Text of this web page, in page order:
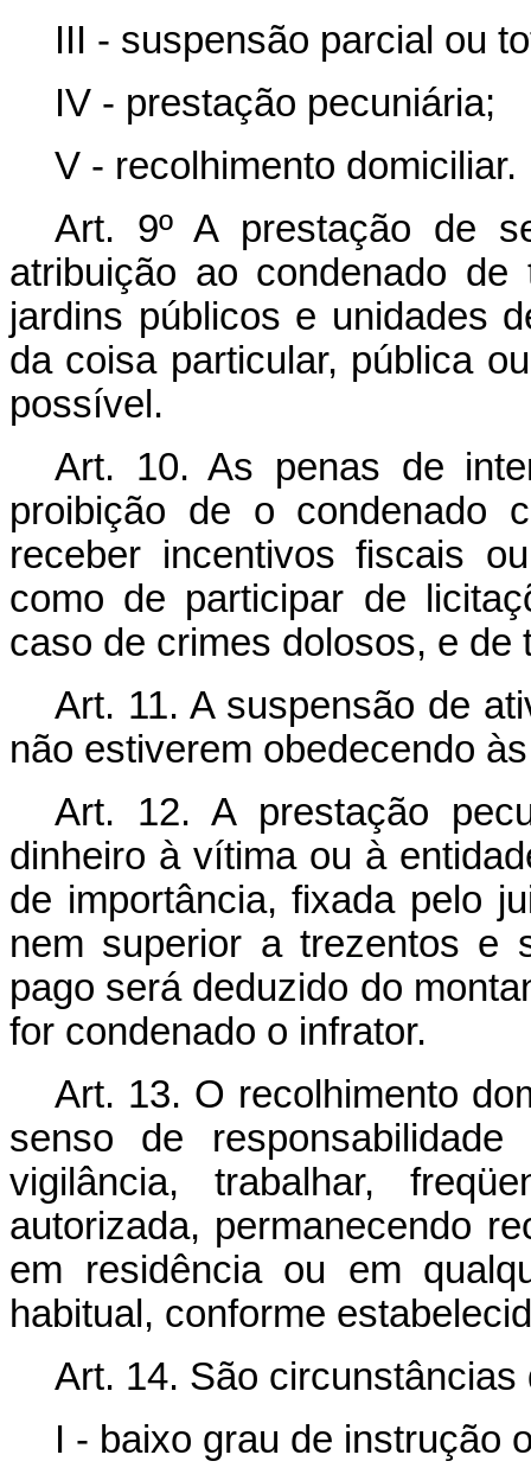
III - suspensão parcial ou
IV - prestação pecuniária;
V - recolhimento domiciliar.
Art. 9º A prestação de
atribuição ao condenado
jardins públicos e unidades
da coisa particular, pública
possível.
Art. 10. As penas de
proibição de o condenado
receber incentivos fiscais
como de participar de
caso de crimes dolosos, e
Art. 11. A suspensão de
não estiverem obedecendo
Art. 12. A prestação
dinheiro à vítima ou à
de importância, fixada pelo
nem superior a trezentos e
pago será deduzido do
for condenado o infrator.
Art. 13. O recolhimento
senso de
vigilância, trabalhar,
autorizada, permanecendo
em residência ou em
habitual, conforme
Art. 14. São circunstâncias
I - baixo grau de instrução